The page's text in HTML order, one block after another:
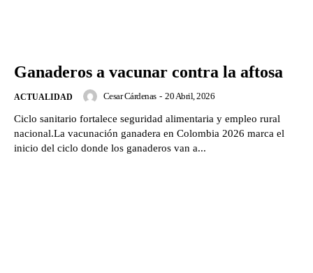
Ganaderos a vacunar contra la aftosa
ACTUALIDAD Cesar Cárdenas - 20 Abril, 2026
Ciclo sanitario fortalece seguridad alimentaria y empleo rural
nacional.La vacunación ganadera en Colombia 2026 marca el
inicio del ciclo donde los ganaderos van a...